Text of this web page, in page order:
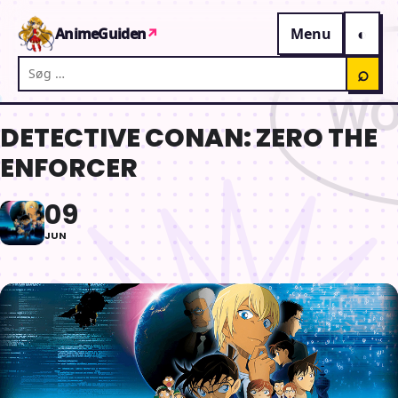
AnimeGuiden↗
Menu
Søg på AnimeGuiden
⌕
DETECTIVE CONAN: ZERO THE
ENFORCER
09
JUN